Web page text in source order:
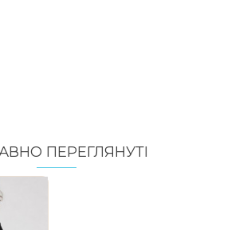
ПЕРЕГЛЯНУТI